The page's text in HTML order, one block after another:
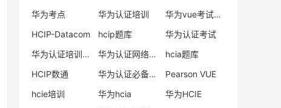
华为考点
华为认证培训
华为vue考试中心
HCIP-Datacom
hcip题库
华为认证考试
华为认证培训机构
华为认证网络工程师
hcia题库
HCIP数通
华为认证必备电子书系列
Pearson VUE
hcie培训
华为hcia
华为HCIE